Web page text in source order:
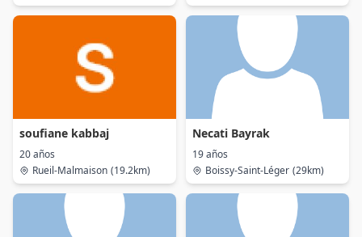
soufiane kabbaj
20 años
Rueil-Malmaison (19.2km)
Necati Bayrak
19 años
Boissy-Saint-Léger (29km)